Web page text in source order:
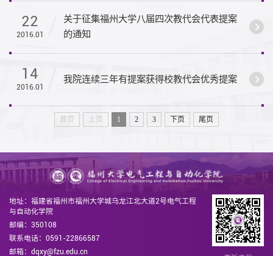
22
2016.01
关于征集福州大学八届四次教代会代表提案
的通知
14
2016.01
我院连续三年有提案获得校教代会优秀提案
首页 上页 1 2 3 下页 尾页
地址：福建省福州市福州大学城乌龙江北大道2号电气工程
与自动化学院
邮编：350108
联系电话：0591-22866587
邮箱：dqxy@fzu.edu.cn